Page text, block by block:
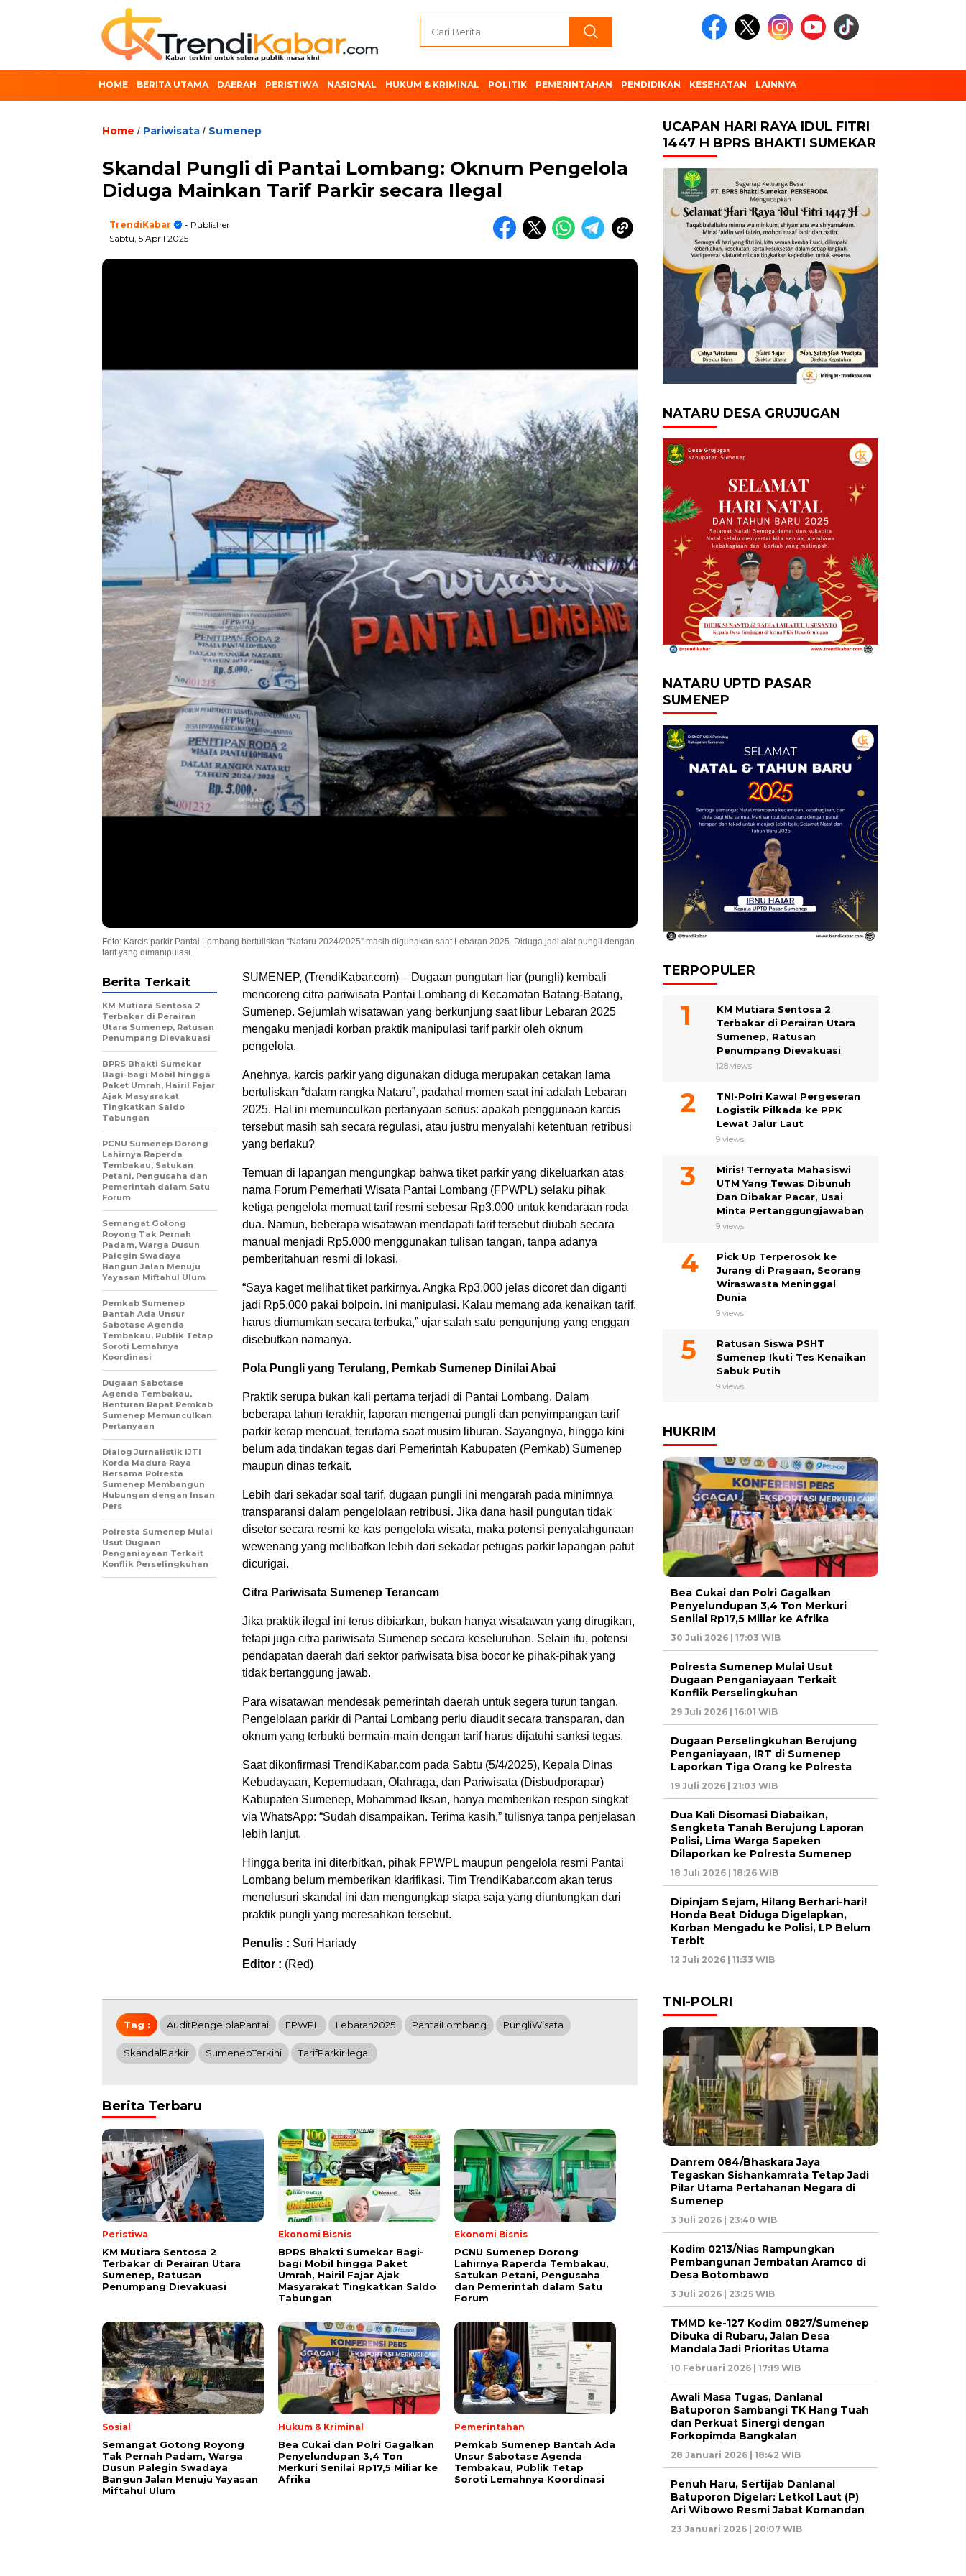
HOME BERITA UTAMA DAERAH PERISTIWA NASIONAL HUKUM & KRIMINAL POLITIK PEMERINTAHAN PENDIDIKAN KESEHATAN LAINNYA
Home / Pariwisata / Sumenep
Skandal Pungli di Pantai Lombang: Oknum Pengelola
Diduga Mainkan Tarif Parkir secara Ilegal
TrendiKabar
- Publisher
Sabtu, 5 April 2025
Foto: Karcis parkir Pantai Lombang bertuliskan “Nataru 2024/2025” masih digunakan saat Lebaran 2025. Diduga jadi alat pungli dengan
tarif yang dimanipulasi.
SUMENEP, (TrendiKabar.com) – Dugaan pungutan liar (pungli) kembali
mencoreng citra pariwisata Pantai Lombang di Kecamatan Batang-Batang,
Sumenep. Sejumlah wisatawan yang berkunjung saat libur Lebaran 2025
mengaku menjadi korban praktik manipulasi tarif parkir oleh oknum
pengelola.
Anehnya, karcis parkir yang digunakan diduga merupakan cetakan lama
bertuliskan “dalam rangka Nataru”, padahal momen saat ini adalah Lebaran
2025. Hal ini memunculkan pertanyaan serius: apakah penggunaan karcis
tersebut masih sah secara regulasi, atau justru menyalahi ketentuan retribusi
yang berlaku?
Temuan di lapangan mengungkap bahwa tiket parkir yang dikeluarkan atas
nama Forum Pemerhati Wisata Pantai Lombang (FPWPL) selaku pihak
ketiga pengelola memuat tarif resmi sebesar Rp3.000 untuk kendaraan roda
dua. Namun, beberapa wisatawan mendapati tarif tersebut diubah secara
manual menjadi Rp5.000 menggunakan tulisan tangan, tanpa adanya
pemberitahuan resmi di lokasi.
“Saya kaget melihat tiket parkirnya. Angka Rp3.000 jelas dicoret dan diganti
jadi Rp5.000 pakai bolpoin. Ini manipulasi. Kalau memang ada kenaikan tarif,
harus diumumkan secara terbuka,” ujar salah satu pengunjung yang enggan
disebutkan namanya.
Pola Pungli yang Terulang, Pemkab Sumenep Dinilai Abai
Praktik serupa bukan kali pertama terjadi di Pantai Lombang. Dalam
beberapa tahun terakhir, laporan mengenai pungli dan penyimpangan tarif
parkir kerap mencuat, terutama saat musim liburan. Sayangnya, hingga kini
belum ada tindakan tegas dari Pemerintah Kabupaten (Pemkab) Sumenep
maupun dinas terkait.
Lebih dari sekadar soal tarif, dugaan pungli ini mengarah pada minimnya
transparansi dalam pengelolaan retribusi. Jika dana hasil pungutan tidak
disetor secara resmi ke kas pengelola wisata, maka potensi penyalahgunaan
wewenang yang melibatkan lebih dari sekadar petugas parkir lapangan patut
dicurigai.
Citra Pariwisata Sumenep Terancam
Jika praktik ilegal ini terus dibiarkan, bukan hanya wisatawan yang dirugikan,
tetapi juga citra pariwisata Sumenep secara keseluruhan. Selain itu, potensi
pendapatan daerah dari sektor pariwisata bisa bocor ke pihak-pihak yang
tidak bertanggung jawab.
Para wisatawan mendesak pemerintah daerah untuk segera turun tangan.
Pengelolaan parkir di Pantai Lombang perlu diaudit secara transparan, dan
oknum yang terbukti bermain-main dengan tarif harus dijatuhi sanksi tegas.
Saat dikonfirmasi TrendiKabar.com pada Sabtu (5/4/2025), Kepala Dinas
Kebudayaan, Kepemudaan, Olahraga, dan Pariwisata (Disbudporapar)
Kabupaten Sumenep, Mohammad Iksan, hanya memberikan respon singkat
via WhatsApp: “Sudah disampaikan. Terima kasih,” tulisnya tanpa penjelasan
lebih lanjut.
Hingga berita ini diterbitkan, pihak FPWPL maupun pengelola resmi Pantai
Lombang belum memberikan klarifikasi. Tim TrendiKabar.com akan terus
menelusuri skandal ini dan mengungkap siapa saja yang diuntungkan dari
praktik pungli yang meresahkan tersebut.
Penulis : Suri Hariady
Editor : (Red)
Berita Terkait
KM Mutiara Sentosa 2
Terbakar di Perairan
Utara Sumenep, Ratusan
Penumpang Dievakuasi
BPRS Bhakti Sumekar
Bagi-bagi Mobil hingga
Paket Umrah, Hairil Fajar
Ajak Masyarakat
Tingkatkan Saldo
Tabungan
PCNU Sumenep Dorong
Lahirnya Raperda
Tembakau, Satukan
Petani, Pengusaha dan
Pemerintah dalam Satu
Forum
Semangat Gotong
Royong Tak Pernah
Padam, Warga Dusun
Palegin Swadaya
Bangun Jalan Menuju
Yayasan Miftahul Ulum
Pemkab Sumenep
Bantah Ada Unsur
Sabotase Agenda
Tembakau, Publik Tetap
Soroti Lemahnya
Koordinasi
Dugaan Sabotase
Agenda Tembakau,
Benturan Rapat Pemkab
Sumenep Memunculkan
Pertanyaan
Dialog Jurnalistik IJTI
Korda Madura Raya
Bersama Polresta
Sumenep Membangun
Hubungan dengan Insan
Pers
Polresta Sumenep Mulai
Usut Dugaan
Penganiayaan Terkait
Konflik Perselingkuhan
Tag : AuditPengelolaPantai FPWPL Lebaran2025 PantaiLombang PungliWisata
SkandalParkir SumenepTerkini TarifParkirIlegal
Berita Terbaru
Peristiwa
KM Mutiara Sentosa 2
Terbakar di Perairan Utara
Sumenep, Ratusan
Penumpang Dievakuasi
Ekonomi Bisnis
BPRS Bhakti Sumekar Bagi-
bagi Mobil hingga Paket
Umrah, Hairil Fajar Ajak
Masyarakat Tingkatkan Saldo
Tabungan
Ekonomi Bisnis
PCNU Sumenep Dorong
Lahirnya Raperda Tembakau,
Satukan Petani, Pengusaha
dan Pemerintah dalam Satu
Forum
Sosial
Semangat Gotong Royong
Tak Pernah Padam, Warga
Dusun Palegin Swadaya
Bangun Jalan Menuju Yayasan
Miftahul Ulum
Hukum & Kriminal
Bea Cukai dan Polri Gagalkan
Penyelundupan 3,4 Ton
Merkuri Senilai Rp17,5 Miliar ke
Afrika
Pemerintahan
Pemkab Sumenep Bantah Ada
Unsur Sabotase Agenda
Tembakau, Publik Tetap
Soroti Lemahnya Koordinasi
UCAPAN HARI RAYA IDUL FITRI
1447 H BPRS BHAKTI SUMEKAR
NATARU DESA GRUJUGAN
NATARU UPTD PASAR
SUMENEP
TERPOPULER
KM Mutiara Sentosa 2
Terbakar di Perairan Utara
Sumenep, Ratusan
Penumpang Dievakuasi
128 views
TNI-Polri Kawal Pergeseran
Logistik Pilkada ke PPK
Lewat Jalur Laut
9 views
Miris! Ternyata Mahasiswi
UTM Yang Tewas Dibunuh
Dan Dibakar Pacar, Usai
Minta Pertanggungjawaban
9 views
Pick Up Terperosok ke
Jurang di Pragaan, Seorang
Wiraswasta Meninggal
Dunia
9 views
Ratusan Siswa PSHT
Sumenep Ikuti Tes Kenaikan
Sabuk Putih
9 views
HUKRIM
Bea Cukai dan Polri Gagalkan
Penyelundupan 3,4 Ton Merkuri
Senilai Rp17,5 Miliar ke Afrika
30 Juli 2026 | 17:03 WIB
Polresta Sumenep Mulai Usut
Dugaan Penganiayaan Terkait
Konflik Perselingkuhan
29 Juli 2026 | 16:01 WIB
Dugaan Perselingkuhan Berujung
Penganiayaan, IRT di Sumenep
Laporkan Tiga Orang ke Polresta
19 Juli 2026 | 21:03 WIB
Dua Kali Disomasi Diabaikan,
Sengketa Tanah Berujung Laporan
Polisi, Lima Warga Sapeken
Dilaporkan ke Polresta Sumenep
18 Juli 2026 | 18:26 WIB
Dipinjam Sejam, Hilang Berhari-hari!
Honda Beat Diduga Digelapkan,
Korban Mengadu ke Polisi, LP Belum
Terbit
12 Juli 2026 | 11:33 WIB
TNI-POLRI
Danrem 084/Bhaskara Jaya
Tegaskan Sishankamrata Tetap Jadi
Pilar Utama Pertahanan Negara di
Sumenep
3 Juli 2026 | 23:40 WIB
Kodim 0213/Nias Rampungkan
Pembangunan Jembatan Aramco di
Desa Botombawo
3 Juli 2026 | 23:25 WIB
TMMD ke-127 Kodim 0827/Sumenep
Dibuka di Rubaru, Jalan Desa
Mandala Jadi Prioritas Utama
10 Februari 2026 | 17:19 WIB
Awali Masa Tugas, Danlanal
Batuporon Sambangi TK Hang Tuah
dan Perkuat Sinergi dengan
Forkopimda Bangkalan
28 Januari 2026 | 18:42 WIB
Penuh Haru, Sertijab Danlanal
Batuporon Digelar: Letkol Laut (P)
Ari Wibowo Resmi Jabat Komandan
23 Januari 2026 | 20:07 WIB